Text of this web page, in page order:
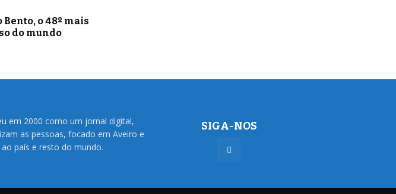
o 48º mais
do mundo
em 2000 como um jornal digital,
as pessoas, focado em Aveiro e
país e resto do mundo.
SIGA-NOS